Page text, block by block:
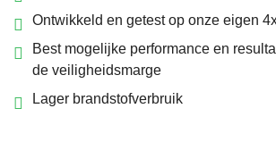
Ontwikkeld en getest op onze eigen
Best mogelijke performance en
de veiligheidsmarge
Lager brandstofverbruik